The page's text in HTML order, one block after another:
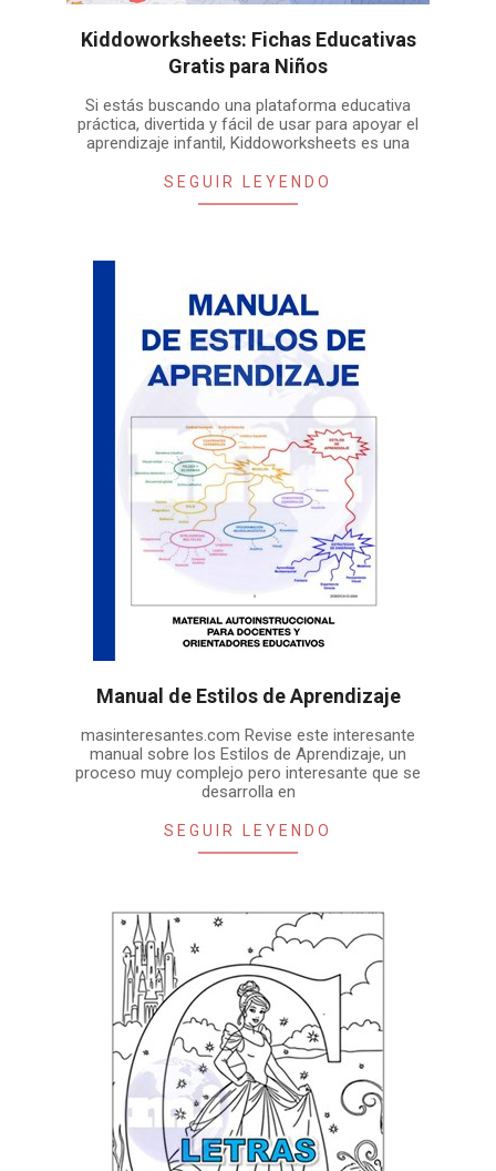
Kiddoworksheets: Fichas Educativas
Gratis para Niños
05-
16
Si estás buscando una plataforma educativa
práctica, divertida y fácil de usar para apoyar el
aprendizaje infantil, Kiddoworksheets es una
SEGUIR LEYENDO
Manual de Estilos de Aprendizaje
07-masinteresantes.com Revise este interesante
manual sobre los Estilos de Aprendizaje, un
proceso muy complejo pero interesante que se
desarrolla en
SEGUIR LEYENDO